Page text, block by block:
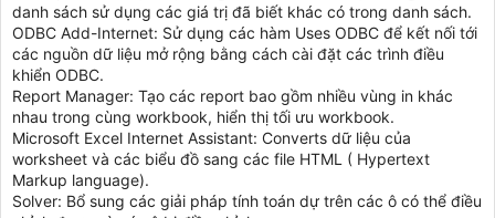
KT.
Mong các bạn tham gia góp ý cho đề tài : Theo bạn, Excel nên
thêm những Add-in nào là có ích ?
danh sách sử dụng các giá trị đã biết khác có trong danh sách.
ODBC Add-Internet: Sử dụng các hàm Uses ODBC để kết nối tới
các nguồn dữ liệu mở rộng bằng cách cài đặt các trình điều
khiển ODBC.
Report Manager: Tạo các report bao gồm nhiều vùng in khác
nhau trong cùng workbook, hiển thị tối ưu workbook.
Microsoft Excel Internet Assistant: Converts dữ liệu của
worksheet và các biểu đồ sang các file HTML ( Hypertext
Markup language).
Solver: Bổ sung các giải pháp tính toán dự trên các ô có thể điều